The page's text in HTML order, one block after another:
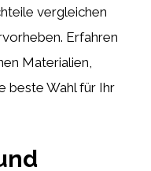
vergleichen
Erfahren
Materialien,
beste Wahl für Ihr